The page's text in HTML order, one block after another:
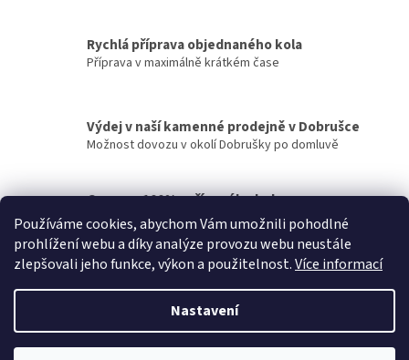
Používáme cookies, abychom Vám umožnili pohodlné
prohlížení webu a díky analýze provozu webu neustále
zlepšovali jeho funkce, výkon a použitelnost.Více informací
Nastavení
c
í
k
y
ý
p
i
u
á
n
í
Rychlá příprava objednaného kola
Příprava v maximálně krátkém čase
Výdej v naší kamenné prodejně v Dobrušce
Možnost dovozu v okolí Dobrušky po domluvě
Garance 100% seřízeného kola
Kola od nás odchází vždy plně seřízená a připravená na
jízdu
Vytvořil Shoptet